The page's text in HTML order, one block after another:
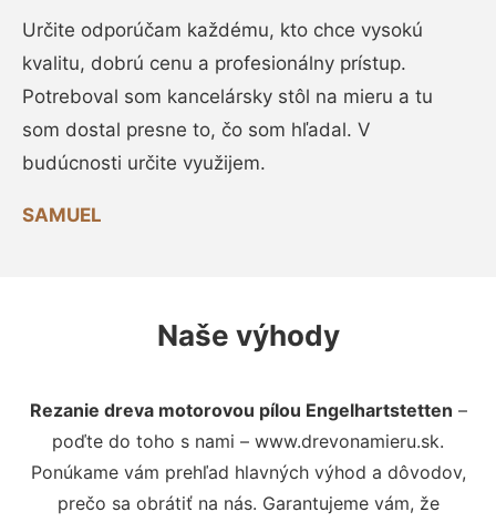
Určite odporúčam každému, kto chce vysokú
kvalitu, dobrú cenu a profesionálny prístup.
Potreboval som kancelársky stôl na mieru a tu
som dostal presne to, čo som hľadal. V
budúcnosti určite využijem.
SAMUEL
Naše výhody
Rezanie dreva motorovou pílou Engelhartstetten –
poďte do toho s nami – www.drevonamieru.sk.
Ponúkame vám prehľad hlavných výhod a dôvodov,
prečo sa obrátiť na nás. Garantujeme vám, že